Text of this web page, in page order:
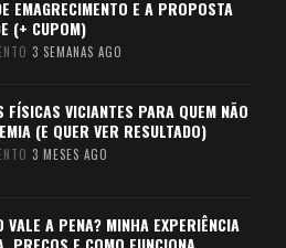
EMAGRECIMENTO E A PROPOSTA
(+ CUPOM)
3 SEMANAS AGO
FÍSICAS VICIANTES PARA QUEM NÃO
(E QUER VER RESULTADO)
3 MESES AGO
VALE A PENA? MINHA EXPERIÊNCIA